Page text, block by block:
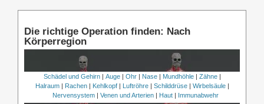
Die richtige Operation finden: Nach
Körperregion
Schädel und Gehirn| Auge| Ohr| Nase| Mundhöhle| Zähne|
Halraum| Rachen| Kehlkopf| Luftröhre| Schilddrüse| Wirbelsäule|
Nervensystem | Venen und Arterien | Haut | Immunabwehr